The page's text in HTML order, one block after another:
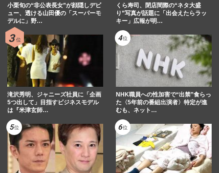
小栗旬の“非公表長女”が顔隠しデビ
ュー、透ける山田優の「スーパーモ
デルに」野…
くら寿司、閉店間際の“ネタ大盛
り”写真が話題に「出会えたらラッ
キー」広報が明…
滝沢秀明、ジャニーズ社員に「企画
5つ出して」目指すビジネスモデル
は『米津玄師…
NHK職員への性加害で“出禁”食らっ
た〈5年前の番組出演者〉特定が進
むも、ネット…